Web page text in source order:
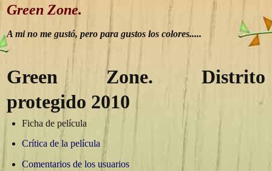
Green Zone.
A mi no me gustó, pero para gustos los colores.....
Green Zone. Distrito
protegido 2010
Ficha de película
Crítica de la película
Comentarios de los usuarios